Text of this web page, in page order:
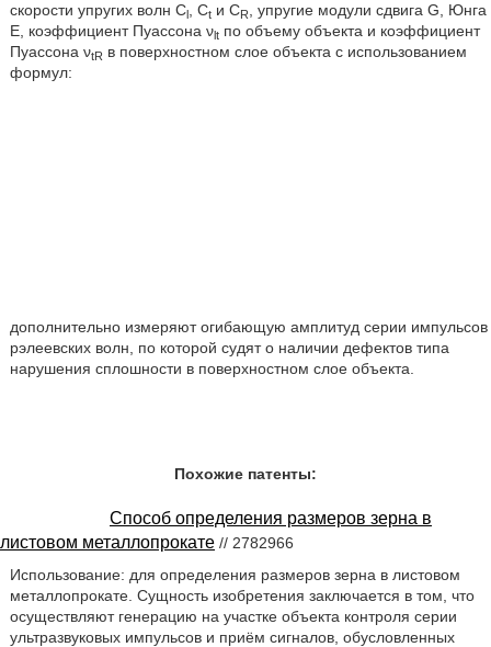
скорости упругих волн Сl, Ctи CR
, упругие модули сдвига G, Юнга
Е, коэффициент Пуассона νltпо объему объекта и коэффициент
Пуассона νtR в поверхностном слое объекта с использованием
формул:
дополнительно измеряют огибающую амплитуд серии импульсов
рэлеевских волн, по которой судят о наличии дефектов типа
нарушения сплошности в поверхностном слое объекта.
Похожие патенты:
Способ определения размеров зерна в
листовом металлопрокате // 2782966
Использование: для определения размеров зерна в листовом
металлопрокате. Сущность изобретения заключается в том, что
осуществляют генерацию на участке объекта контроля серии
ультразвуковых импульсов и приём сигналов, обусловленных